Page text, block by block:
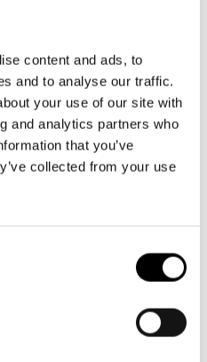
content and ads, to
and to analyse our traffic.
your use of our site with
and analytics partners who
that you’ve
collected from your use